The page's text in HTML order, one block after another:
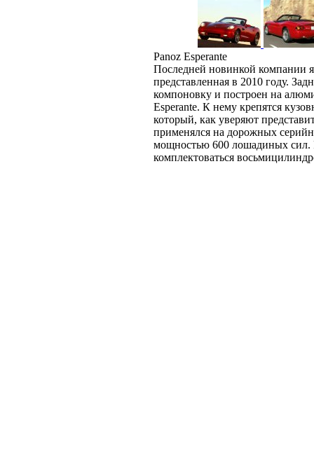
Panoz Esperante
Последней новинкой компании
представленная в 2010 году.
компоновку и построен на
Esperante. К нему крепятся
который, как уверяют
применялся на дорожных
мощностью 600 лошадиных сил.
комплектоваться